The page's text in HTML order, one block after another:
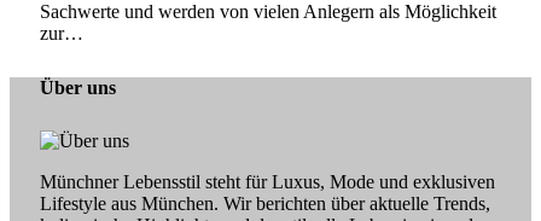
Sachwerte und werden von vielen Anlegern als Möglichkeit
zur…
Über uns
Münchner Lebensstil steht für Luxus, Mode und exklusiven
Lifestyle aus München. Wir berichten über aktuelle Trends,